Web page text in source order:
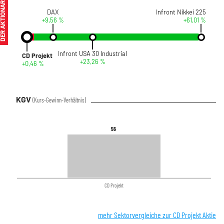
CD Projekt
+0,46 %
DAX
+9,56 %
Infront USA 30 Industrial
+23,26 %
Infront Nikkei 225
+61,01 %
KGV (Kurs-Gewinn-Verhältnis)
56
56
CD Projekt
mehr Sektorvergleiche zur CD Projekt Aktie